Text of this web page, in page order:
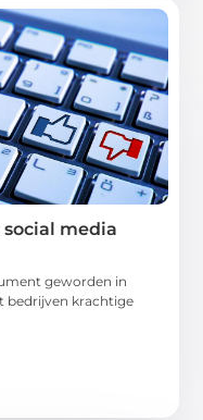
media
geworden in
bedrijven krachtige